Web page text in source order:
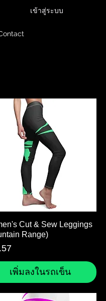
เข้าสู่ระบบ
ดูข้อมูลด่วน
Cut & Sew Leggings
Range)
เพิ่มลงในรถเข็น